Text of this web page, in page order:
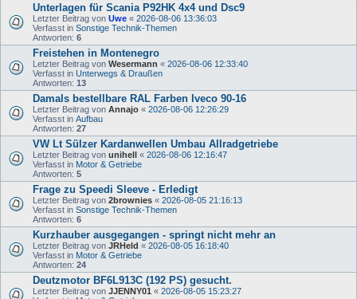
Unterlagen für Scania P92HK 4x4 und Dsc9
Letzter Beitrag von Uwe « 2026-08-06 13:36:03
Verfasst in Sonstige Technik-Themen
Antworten: 6
Freistehen in Montenegro
Letzter Beitrag von Wesermann « 2026-08-06 12:33:40
Verfasst in Unterwegs & Draußen
Antworten: 13
Damals bestellbare RAL Farben Iveco 90-16
Letzter Beitrag von Annajo « 2026-08-06 12:26:29
Verfasst in Aufbau
Antworten: 27
VW Lt Sülzer Kardanwellen Umbau Allradgetriebe
Letzter Beitrag von unihell « 2026-08-06 12:16:47
Verfasst in Motor & Getriebe
Antworten: 5
Frage zu Speedi Sleeve - Erledigt
Letzter Beitrag von 2brownies « 2026-08-05 21:16:13
Verfasst in Sonstige Technik-Themen
Antworten: 6
Kurzhauber ausgegangen - springt nicht mehr an
Letzter Beitrag von JRHeld « 2026-08-05 16:18:40
Verfasst in Motor & Getriebe
Antworten: 24
Deutzmotor BF6L913C (192 PS) gesucht.
Letzter Beitrag von JJENNY01 « 2026-08-05 15:23:27